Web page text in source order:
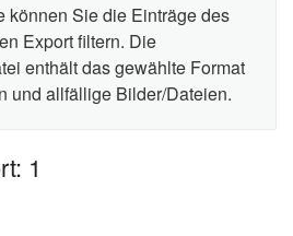
können Sie die Einträge des
Export filtern. Die
enthält das gewählte Format
und allfällige Bilder/Dateien.
1